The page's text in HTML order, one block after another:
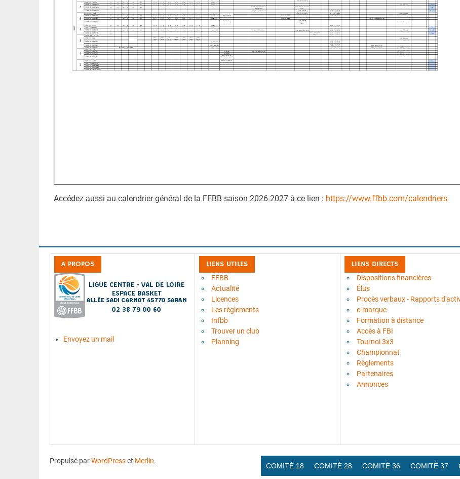
Accédez aussi au calendrier général de la FFBB saison 2026-2027 à ce lien : https://www.ffbb.com/calendriers
A PROPOS
Envoyez un mail
LIENS UTILES
FFBB
Actualité
Licences
Les règlements
Infbb
Trouver un club
Planning
LIENS DIRECTS
Dispositions financières
Élus
Procès verbaux - Rapports
e-marque
Formation à distance
Accès à FBI
Tournoi 3x3
Championnat
Règlements
Partenaires
Annonces
COMITÉ 18 COMITÉ 28 COMITÉ 36 COMITÉ 37
Propulsé parWordPresset Merlin.